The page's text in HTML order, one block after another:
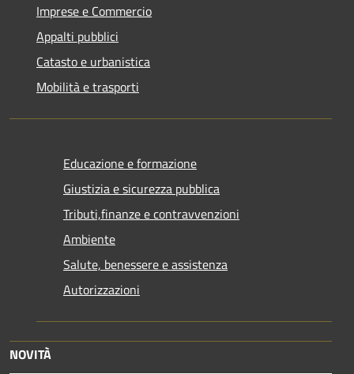
Imprese e Commercio
Appalti pubblici
Catasto e urbanistica
Mobilità e trasporti
Educazione e formazione
Giustizia e sicurezza pubblica
Tributi,finanze e contravvenzioni
Ambiente
Salute, benessere e assistenza
Autorizzazioni
NOVITÀ